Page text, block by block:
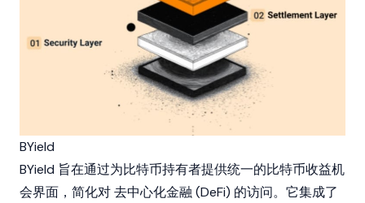
BYield
BYield 旨在通过为比特币持有者提供统一的比特币收益机
会界面，简化对去中心化金融 (DeFi) 的访问。它集成了